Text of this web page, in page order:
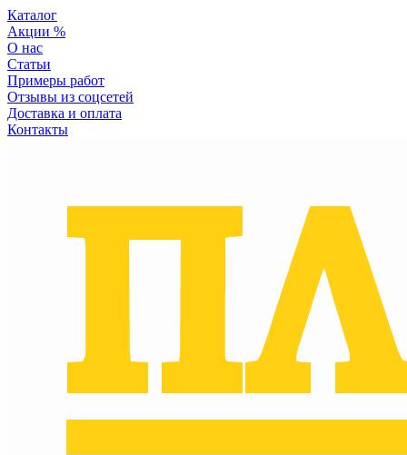
Каталог
Акции %
О нас
Статьи
Примеры работ
Отзывы из соцсетей
Доставка и оплата
Контакты